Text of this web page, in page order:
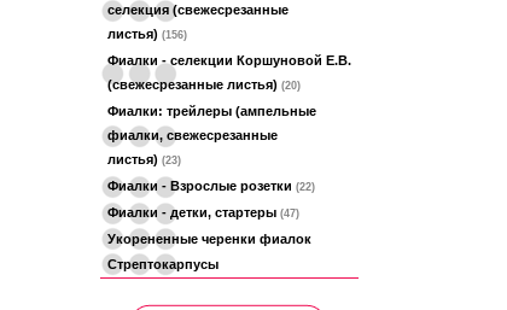
селекция (свежесрезанные
листья) (156)
Фиалки - селекции Коршуновой Е.В.
(свежесрезанные листья) (20)
Фиалки: трейлеры (ампельные
фиалки, свежесрезанные
листья) (23)
Фиалки - Взрослые розетки (22)
Фиалки - детки, стартеры (47)
Укорененные черенки фиалок
Стрептокарпусы